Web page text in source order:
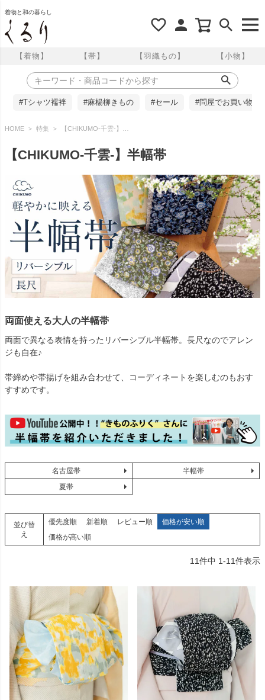
着物と和の暮らし
【着物】 【帯】 【羽織もの】 【小物】
#Tシャツ襦袢 #麻楊柳きもの #セール #問屋でお買い物
HOME 特集 【CHIKUMO-千雲-】半幅帯
【CHIKUMO-千雲-】半幅帯
両面使える大人の半幅帯
両面で異なる表情を持ったリバーシブル半幅帯。長尺なのでアレン
ジも自在♪
帯締めや帯揚げを組み合わせて、コーディネートを楽しむのもおす
すすめです。
名古屋帯
半幅帯
夏帯
並び替
え
優先度順 新着順 レビュー順
価格が安い順
価格が高い順
11件中 1-11件表示